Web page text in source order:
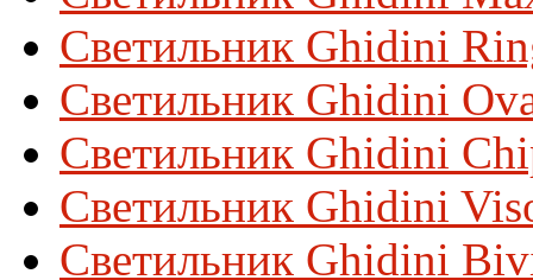
Светильник Ghidini
Светильник Ghidini
Светильник Ghidini
Светильник Ghidini
Светильник Ghidini